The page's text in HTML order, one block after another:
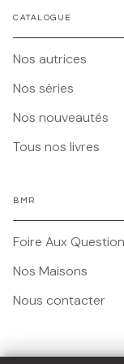
CATALOGUE
Nos autrices
Nos séries
Nos nouveautés
Tous nos livres
BMR
Foire Aux
Nos Maisons
Nous contacter